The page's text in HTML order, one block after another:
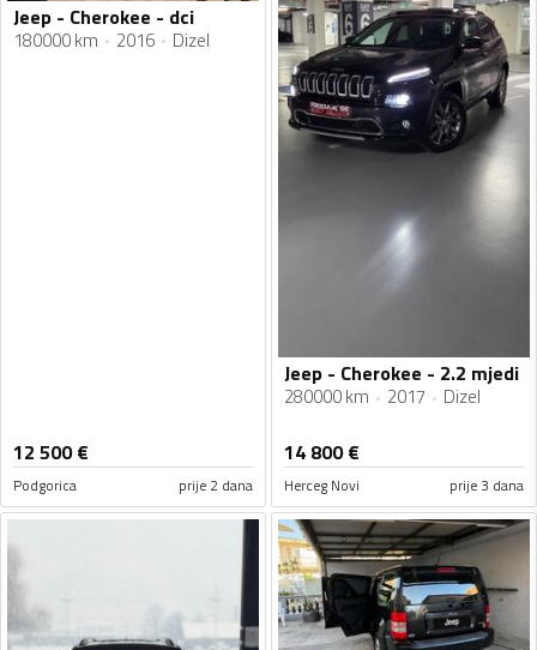
Jeep - Cherokee - dci
180000 km 2016 Dizel
12 500€
Podgorica prije 2 dana
Jeep - Cherokee - 2.2 mjedi
280000 km 2017 Dizel
14 800€
Herceg Novi prije 3 dana